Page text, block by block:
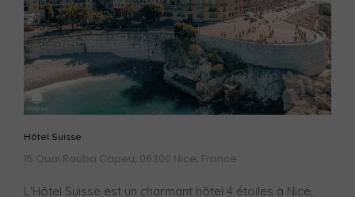
Hôtel Suisse
15 Quai Rauba Capeu, 06300 Nice, France
L'Hôtel Suisse est un charmant hôtel 4 étoiles à Nice,